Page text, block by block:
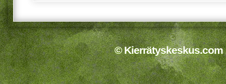
© Kierrätyskeskus.com